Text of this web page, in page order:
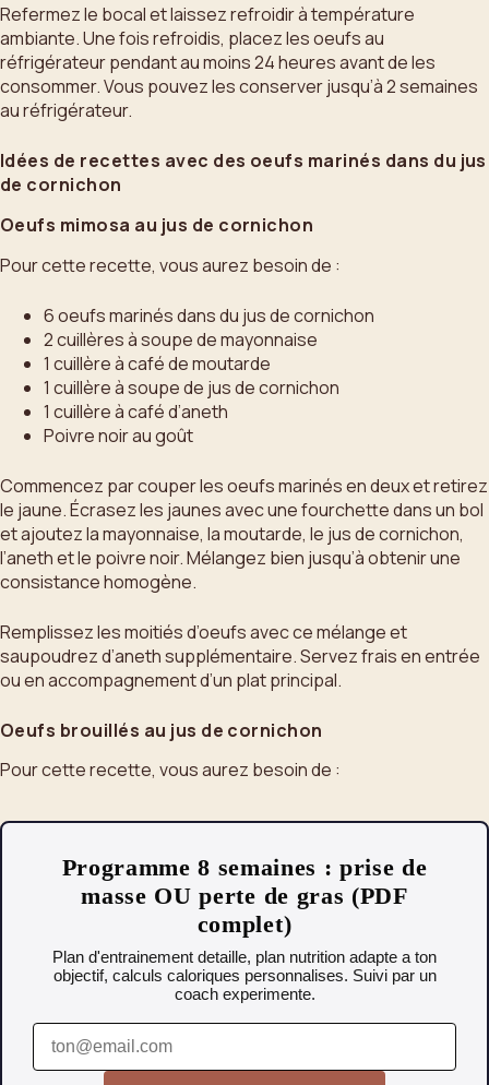
Refermez le bocal et laissez refroidir à température
ambiante. Une fois refroidis, placez les oeufs au
réfrigérateur pendant au moins 24 heures avant de les
consommer. Vous pouvez les conserver jusqu’à 2 semaines
au réfrigérateur.
Idées de recettes avec des oeufs marinés dans du jus
de cornichon
Oeufs mimosa au jus de cornichon
Pour cette recette, vous aurez besoin de :
6 oeufs marinés dans du jus de cornichon
2 cuillères à soupe de mayonnaise
1 cuillère à café de moutarde
1 cuillère à soupe de jus de cornichon
1 cuillère à café d’aneth
Poivre noir au goût
Commencez par couper les oeufs marinés en deux et retirez
le jaune. Écrasez les jaunes avec une fourchette dans un bol
et ajoutez la mayonnaise, la moutarde, le jus de cornichon,
l’aneth et le poivre noir. Mélangez bien jusqu’à obtenir une
consistance homogène.
Remplissez les moitiés d’oeufs avec ce mélange et
saupoudrez d’aneth supplémentaire. Servez frais en entrée
ou en accompagnement d’un plat principal.
Oeufs brouillés au jus de cornichon
Pour cette recette, vous aurez besoin de :
Programme 8 semaines : prise de
masse OU perte de gras (PDF
complet)
Plan d'entrainement detaille, plan nutrition adapte a ton
objectif, calculs caloriques personnalises. Suivi par un
coach experimente.